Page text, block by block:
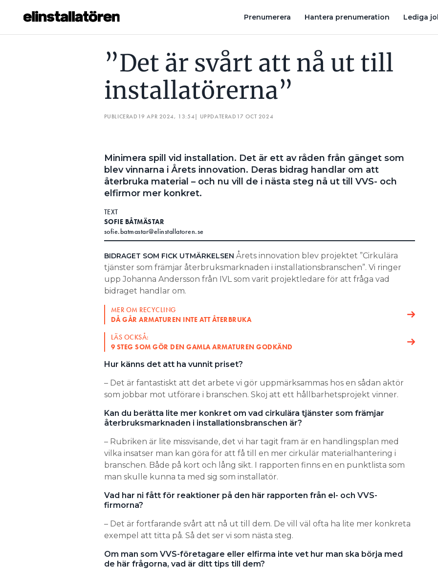
Prenumerera Hantera prenumeration Lediga
Hantera prenumeration
Läs E-tidningen
”Det är svårt att nå ut till
installatörerna”
PUBLICERAD 19 APR 2024, 13:54| UPPDATERAD 17 OCT 2024
Minimera spill vid installation. Det är ett av råden från gänget som
blev vinnarna i Årets innovation. Deras bidrag handlar om att
återbruka material – och nu vill de i nästa steg nå ut till VVS- och
elfirmor mer konkret.
TEXT
SOFIE BÅTMÄSTAR
sofie.batmastar@elinstallatoren.se
BIDRAGET SOM FICK UTMÄRKELSEN Årets innovation blev projektet ”Cirkulära
tjänster som främjar återbruksmarknaden i installationsbranschen”. Vi ringer
upp Johanna Andersson från IVL som varit projektledare för att fråga vad
bidraget handlar om.
MER OM RECYCLING
DÅ GÅR ARMATUREN INTE ATT ÅTERBRUKA
LÄS OCKSÅ:
9 STEG SOM GÖR DEN GAMLA ARMATUREN GODKÄND
Hur känns det att ha vunnit priset?
– Det är fantastiskt att det arbete vi gör uppmärksammas hos en sådan aktör
som jobbar mot utförare i branschen. Skoj att ett hållbarhetsprojekt vinner.
Kan du berätta lite mer konkret om vad cirkulära tjänster som främjar
återbruksmarknaden i installationsbranschen är?
– Rubriken är lite missvisande, det vi har tagit fram är en handlingsplan med
vilka insatser man kan göra för att få till en mer cirkulär materialhantering i
branschen. Både på kort och lång sikt. I rapporten finns en en punktlista som
man skulle kunna ta med sig som installatör.
Vad har ni fått för reaktioner på den här rapporten från el- och VVS-
firmorna?
– Det är fortfarande svårt att nå ut till dem. De vill väl ofta ha lite mer konkreta
exempel att titta på. Så det ser vi som nästa steg.
Om man som VVS-företagare eller elfirma inte vet hur man ska börja med
de här frågorna, vad är ditt tips till dem?
”DET ÄR SVÅRT ATT NÅ UT TILL INSTALLATÖRERNA” MJUK KULTUR SKAPAR SAMARBETE ISTÄLLET FÖR KONKURRENS